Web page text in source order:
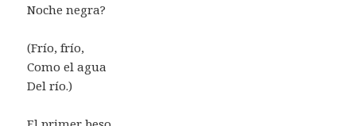
Noche negra?
(Frío, frío,
Como el agua
Del río.)